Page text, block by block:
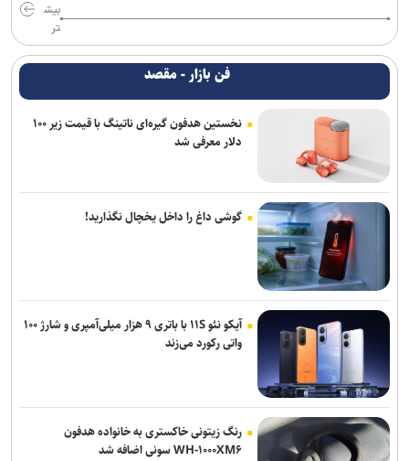
بیش
تر
فن بازار - مقصد
نخستین هدفون گیره‌ای ناتینگ با قیمت زیر ۱۰۰
دلار معرفی شد
گوشی داغ را داخل یخچال نگذارید!
آیکو نئو ۱۱S با باتری ۹ هزار میلی‌آمپری و شارژ ۱۰۰
واتی رکورد می‌زند
رنگ زیتونی خاکستری به خانواده هدفون
WH-۱۰۰۰XM۶ سونی اضافه شد